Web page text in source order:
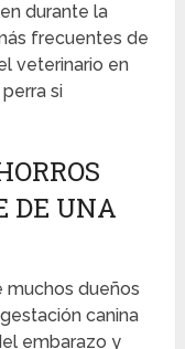
durante la
frecuentes de
veterinario en
si
DE UNA
dueños
canina
embarazo y